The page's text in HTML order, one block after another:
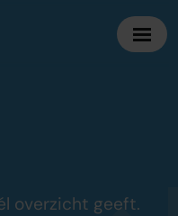
overzicht geeft.